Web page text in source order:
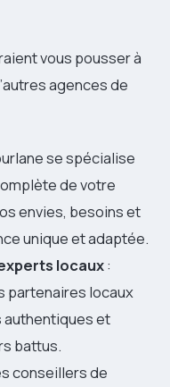
vous pousser à
agences de
se spécialise
de votre
envies, besoins et
unique et adaptée.
locaux:
partenaires locaux
authentiques et
battus.
conseillers de